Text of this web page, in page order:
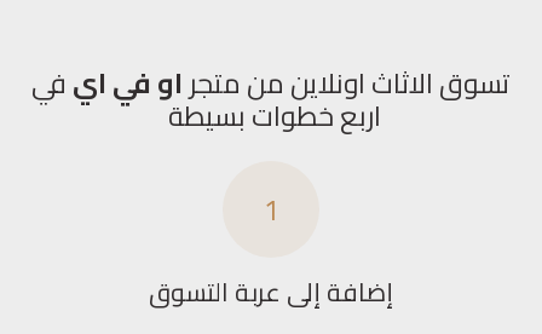
تسوق الاثاث اونلاين من متجراو في ايفي
اربع خطوات بسيطة
1
إضافة إلى عربة التسوق